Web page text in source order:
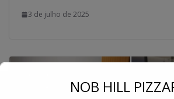
3 de julho de 2025
NOB HILL